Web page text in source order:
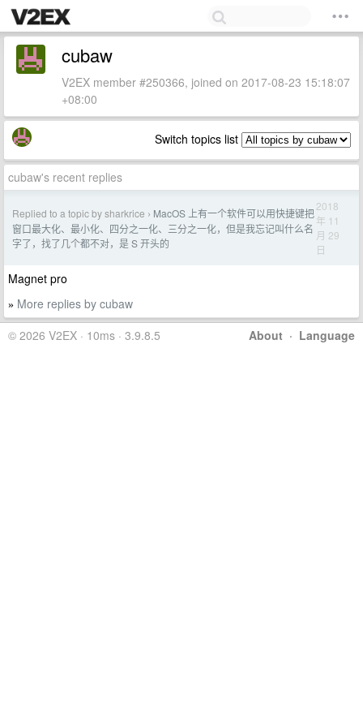
cubaw
V2EX member #250366, joined on 2017-08-23 15:18:07
+08:00
Switch topics list
cubaw's recent replies
Replied to a topic by sharkrice › MacOS 上有一个软件可以用快捷键把
窗口最大化、最小化、四分之一化、三分之一化，但是我忘记叫什么名
字了，找了几个都不对，是 S 开头的
2018
年 11
月 29
日
Magnet pro
» More replies by cubaw
About · Language
© 2026 V2EX · 10ms · 3.9.8.5